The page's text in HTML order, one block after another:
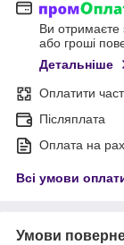
Ви отримаєте
або гроші
Детальніше
Оплатити
Післяплата
Оплата на
Всі умови
Умови